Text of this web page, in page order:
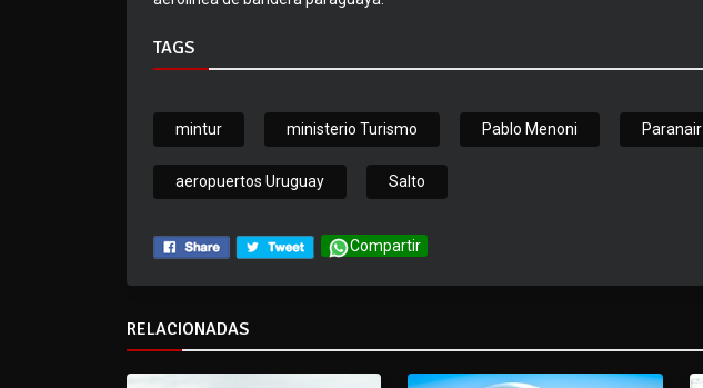
TAGS
mintur ministerio Turismo Pablo Menoni Paranair
aeropuertos Uruguay Salto
Compartir
RELACIONADAS